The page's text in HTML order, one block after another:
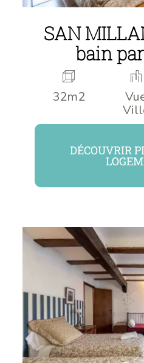
SAN
bain
32m2
DÉCOUVRIR